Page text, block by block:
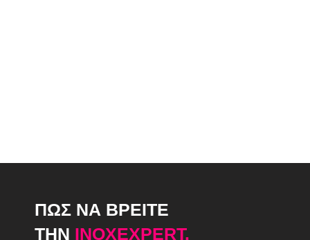
ΠΩΣ ΝΑ ΒΡΕΙΤΕ
ΤΗΝ INOXEXPERT.